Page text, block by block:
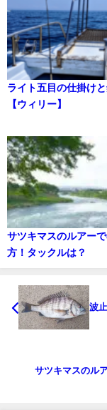
ライト五目の仕掛け
【ウィリー】
サツキマスのルアーで
方！タックルは？
波
サツキマスのル